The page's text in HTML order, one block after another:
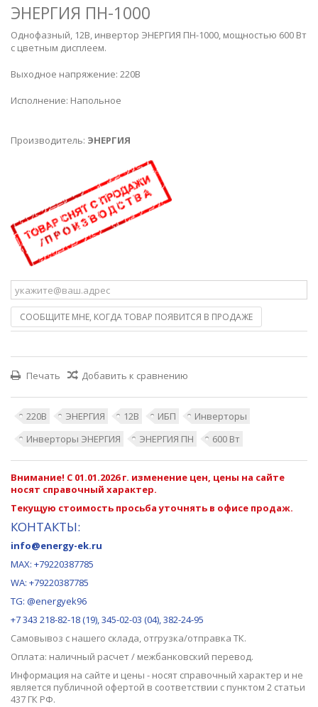
ЭНЕРГИЯ ПН-1000
Однофазный, 12В, инвертор ЭНЕРГИЯ ПН-1000, мощностью 600 Вт
с цветным дисплеем.
Выходное напряжение: 220В
Исполнение: Напольное
Производитель: ЭНЕРГИЯ
СООБЩИТЕ МНЕ, КОГДА ТОВАР ПОЯВИТСЯ В ПРОДАЖЕ
Печать Добавить к сравнению
220В ЭНЕРГИЯ 12В ИБП
Инверторы
Инверторы ЭНЕРГИЯ
ЭНЕРГИЯ ПН 600 Вт
Внимание! С 01.01.2026 г. изменение цен, цены на сайте
носят справочный характер.
Текущую стоимость просьба уточнять в офисе продаж.
КОНТАКТЫ:
info@energy-ek.ru
MAX: +79220387785
WA: +79220387785
TG: @energyek96
+7 343 218-82-18 (19), 345-02-03 (04), 382-24-95
Самовывоз с нашего склада, отгрузка/отправка ТК.
Оплата: наличный расчет / межбанковский перевод.
Информация на сайте и цены - носят справочный характер и не
является публичной офертой в соответствии с пунктом 2 статьи
437 ГК РФ.